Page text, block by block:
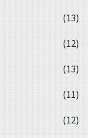
(13)
(12)
(13)
(11)
(12)